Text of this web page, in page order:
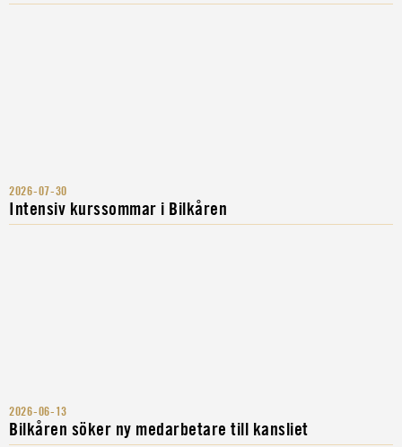
2026-07-30
Intensiv kurssommar i Bilkåren
2026-06-13
Bilkåren söker ny medarbetare till kansliet